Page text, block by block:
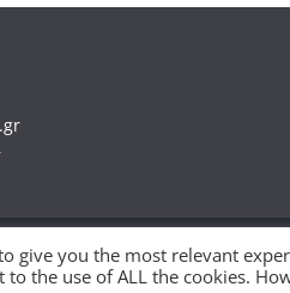
© 2026 CarGuys. Τα
Κατασκευασμένο με
give you the most relevant
to the use of ALL the cookies.